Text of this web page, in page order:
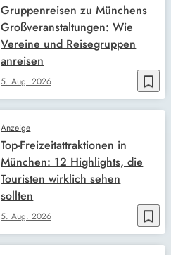
bookmark_border
5. Aug. 2026
Gruppenreisen zu Münchens
Großveranstaltungen: Wie
Vereine und Reisegruppen
anreisen
bookmark_border
Anzeige
5. Aug. 2026
Top-Freizeitattraktionen in
München: 12 Highlights, die
Touristen wirklich sehen
sollten